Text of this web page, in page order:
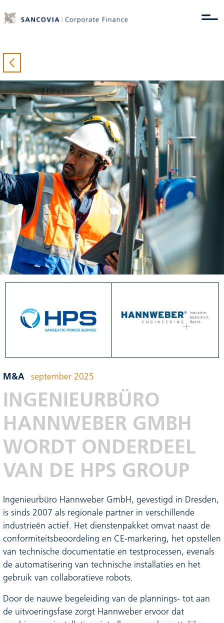
M&A september 2025
INGENIEURBÜRO
HANNWEBER GMBH
WORDT ONDERDEEL
VAN DE HPS GROUP
Ingenieurbüro Hannweber GmbH, gevestigd in Dresden,
is sinds 2007 als regionale partner in verschillende
industrieën actief. Het dienstenpakket omvat naast de
conformiteitsbeoordeling en CE-markering, het opstellen
van technische documentatie en testprocessen, evenals
de automatisering van technische installaties en het
gebruik van collaboratieve robots.
Door de nauwe begeleiding van de plannings- tot aan
de uitvoeringsfase zorgt Hannweber ervoor dat